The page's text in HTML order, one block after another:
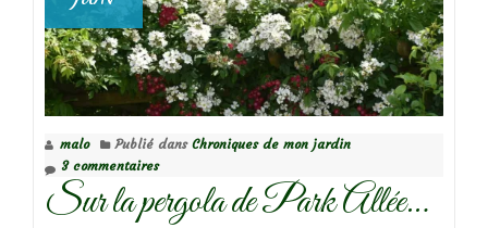
malo Publié dans Chroniques de mon jardin
3 commentaires
Sur la pergola de Park Allée…